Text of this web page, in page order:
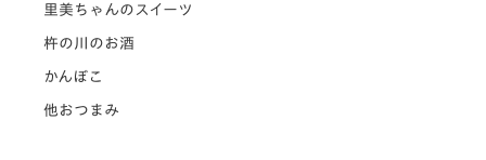
里美ちゃんのスイーツ
杵の川のお酒
かんぼこ
他おつまみ